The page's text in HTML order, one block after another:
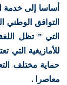
أساسا إلى خدمة
التوافق الوطني
التي ” تظل
للأمازيغية التي
حماية مختلف
معاصرا .